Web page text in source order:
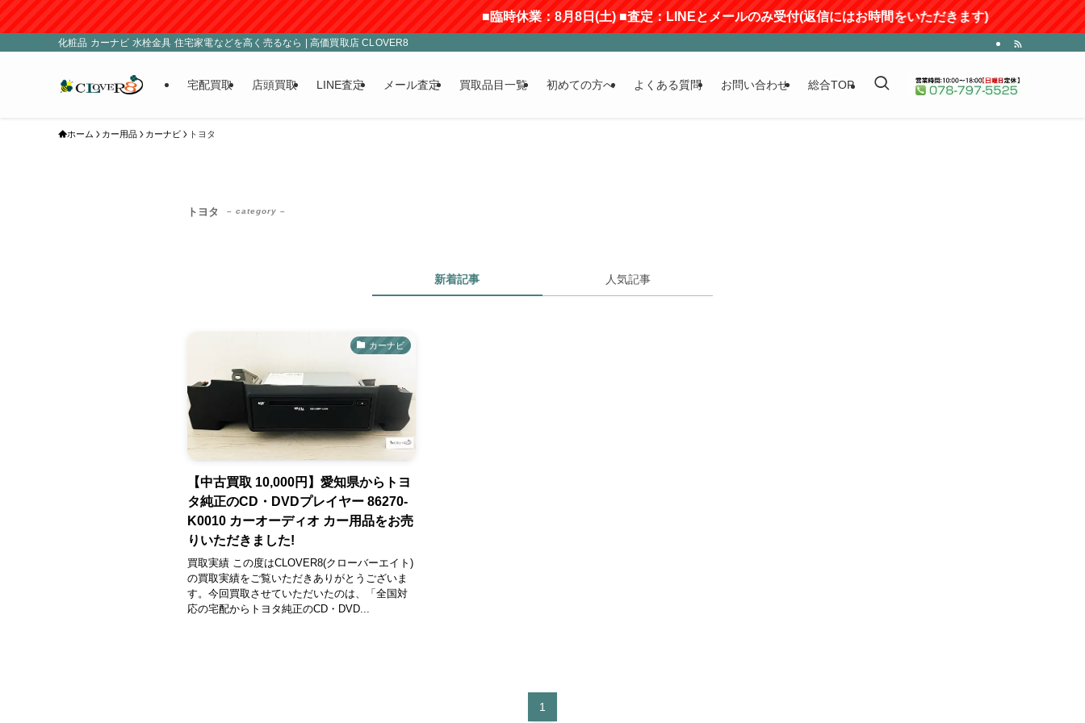
■臨時休業：8月8日(土) ■査定：LINEとメールのみ受付(返信にはお時間をいただきます)
化粧品 カーナビ 水栓金具 住宅家電などを高く売るなら | 高価買取店 CLOVER8
宅配買取 店頭買取 LINE査定 メール査定 買取品目一覧 初めての方へ よくある質問 お問い合わせ 総合TOP
ホーム カー用品 カーナビ トヨタ
トヨタ – category –
新着記事 人気記事
カーナビ
【中古買取 10,000円】愛知県からトヨ
タ純正のCD・DVDプレイヤー 86270-
K0010 カーオーディオ カー用品をお売
りいただきました!
買取実績 この度はCLOVER8(クローバーエイト)
の買取実績をご覧いただきありがとうございま
す。今回買取させていただいたのは、「全国対
応の宅配からトヨタ純正のCD・DVD...
1